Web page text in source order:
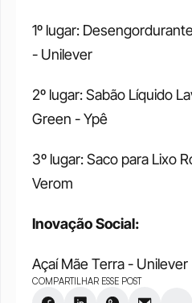
1º lugar:
- Unilever
2º lugar: Sabão Líquido
Green - Ypê
3º lugar: Saco para Lixo
Verom
Inovação Social:
Açaí Mãe Terra - Unilever
COMPARTILHAR ESSE POST